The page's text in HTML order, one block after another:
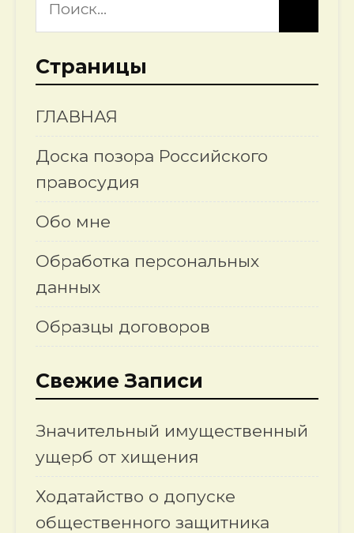
Страницы
ГЛАВНАЯ
Доска позора Российского
правосудия
Обо мне
Обработка персональных
данных
Образцы договоров
Свежие Записи
Значительный имущественный
ущерб от хищения
Ходатайство о допуске
общественного защитника